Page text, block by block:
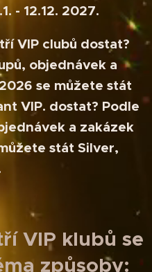
- 12.12. 2027.
VIP clubů dostat?
objednávek a
2026 se můžete stát
VIP. dostat? Podle
a zakázek
stát Silver,
VIP klubů se
způsoby: